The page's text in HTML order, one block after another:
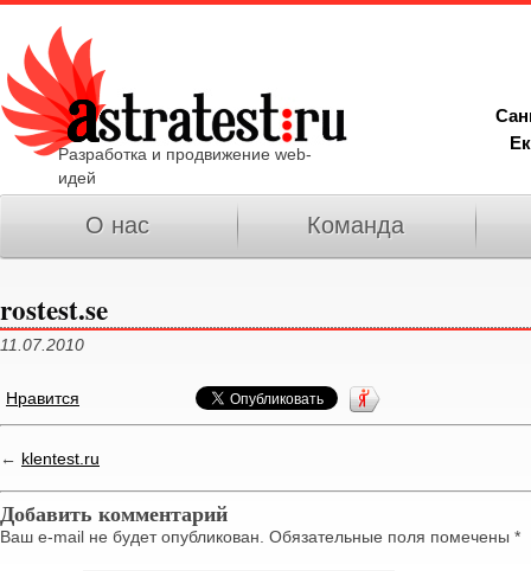
Разработка и продвижение web-
идей
О нас Команда
rostest.se
11.07.2010
Нравится
← klentest.ru
Добавить комментарий
Ваш e-mail не будет опубликован. Обязательные поля помечены *